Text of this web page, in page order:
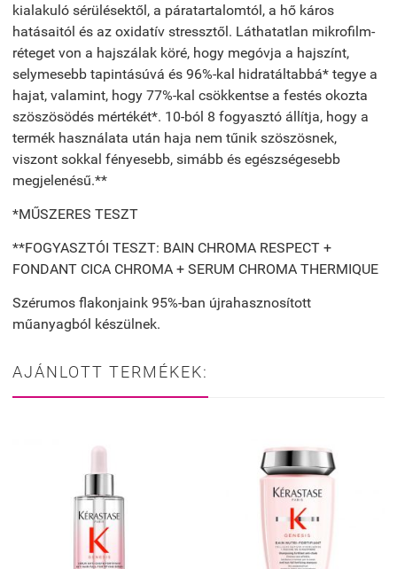
kialakuló sérülésektől, a páratartalomtól, a hő káros
hatásaitól és az oxidatív stressztől. Láthatatlan mikrofilm-
réteget von a hajszálak köré, hogy megóvja a hajszínt,
selymesebb tapintásúvá és 96%-kal hidratáltabbá* tegye a
hajat, valamint, hogy 77%-kal csökkentse a festés okozta
szöszösödés mértékét*. 10-ból 8 fogyasztó állítja, hogy a
termék használata után haja nem tűnik szöszösnek,
viszont sokkal fényesebb, simább és egészségesebb
megjelenésű.**
*MŰSZERES TESZT
**FOGYASZTÓI TESZT: BAIN CHROMA RESPECT +
FONDANT CICA CHROMA + SERUM CHROMA THERMIQUE
Szérumos flakonjaink 95%-ban újrahasznosított
műanyagból készülnek.
AJÁNLOTT TERMÉKEK: